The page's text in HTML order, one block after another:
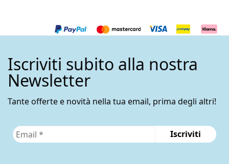
Iscriviti subito alla nostra
Newsletter
Tante offerte e novità nella tua email, prima degli altri!